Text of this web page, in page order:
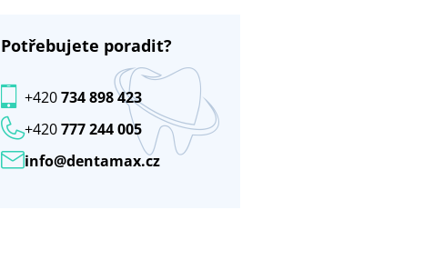
Potřebujete poradit?
info@dentamax.cz
+420777 244 005
+420734 898 423